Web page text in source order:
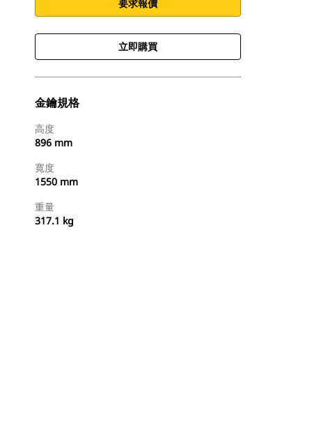
要求報價
立即購買
金鑰規格
高度
896 mm
寬度
1550 mm
重量
317.1 kg